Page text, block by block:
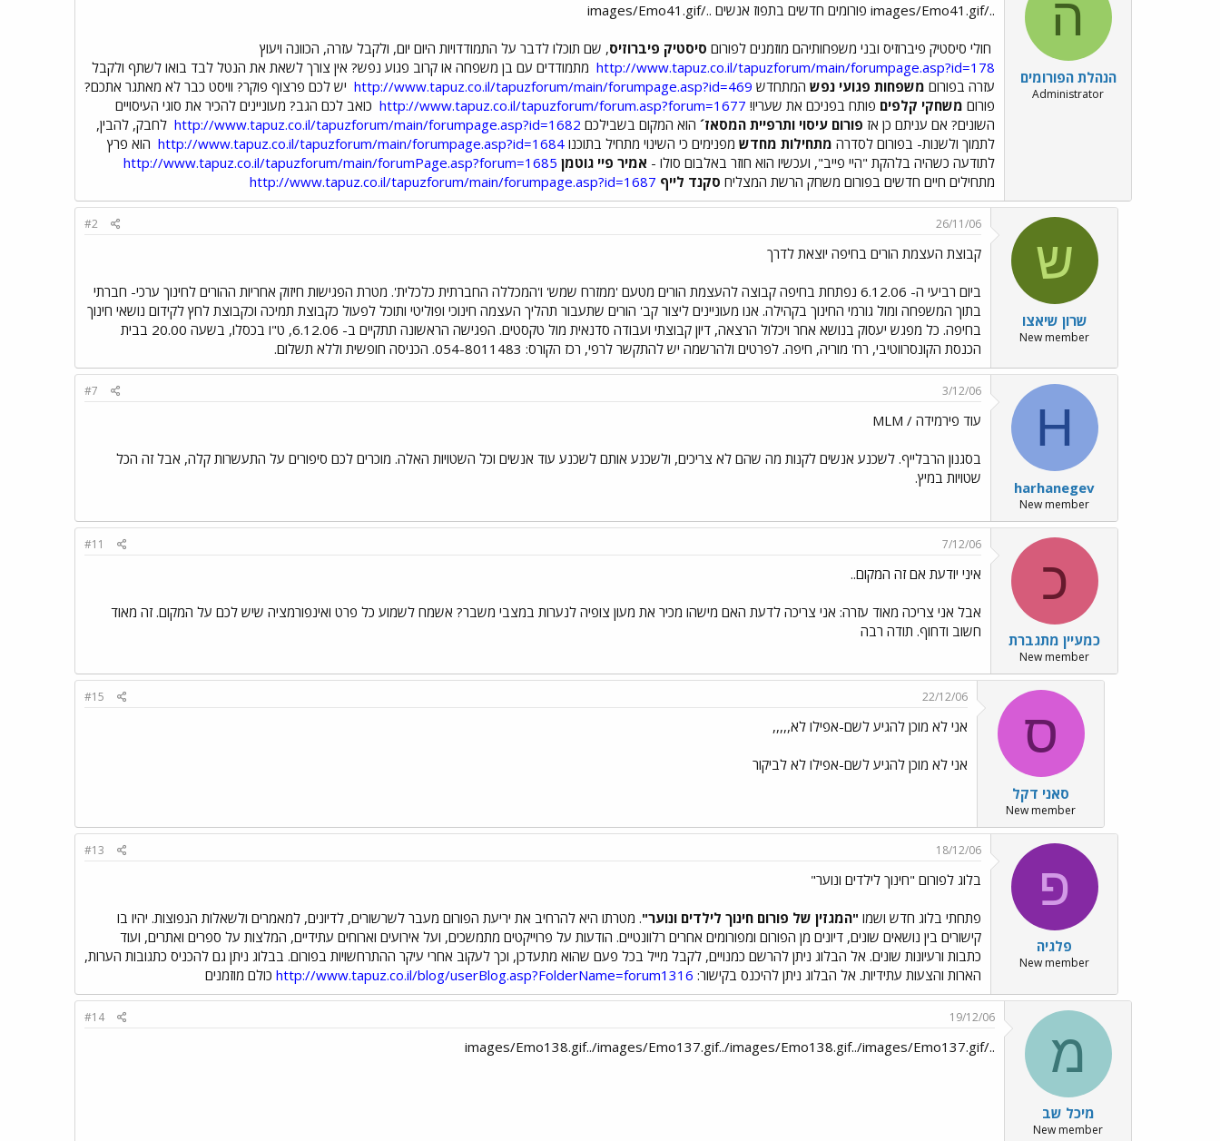
ה
הנהלת הפורומים
Administrator
../images/Emo41.gif פורומים חדשים בתפוז אנשים ../images/Emo41.gif
חולי סיסטיק פיברוזיס ובני משפחותיהם מוזמנים לפורום סיסטיק פיברוזיס, שם תוכלו לדבר על התמודדויות היום יום, ולקבל עזרה, הכוונה ויעוץ
http://www.tapuz.co.il/tapuzforum/main/forumpage.asp?id=178 מתמודדים עם בן משפחה או קרוב פגוע נפש? אין צורך לשאת את הנטל לבד בואו לשתף ולקבל
עזרה בפורום משפחות פגועי נפש המתחדש http://www.tapuz.co.il/tapuzforum/main/forumpage.asp?id=469 יש לכם פרצוף פוקר? וויסט כבר לא מאתגר אתכם?
פורום משחקי קלפים פותח בפניכם את שעריו! http://www.tapuz.co.il/tapuzforum/forum.asp?forum=1677 כואב לכם הגב? מעוניינים להכיר את סוגי העיסויים
השונים? אם עניתם כן אז פורום עיסוי ותרפיית המסאז´ הוא המקום בשבילכם http://www.tapuz.co.il/tapuzforum/main/forumpage.asp?id=1682 לחבק, להבין,
לתמוך ולשנות- בפורום לסדרה מתחילות מחדש מפנימים כי השינוי מתחיל בתוכנו http://www.tapuz.co.il/tapuzforum/main/forumpage.asp?id=1684 הוא פרץ
לתודעה כשהיה בלהקת "היי פייב", ועכשיו הוא חוזר באלבום סולו - אמיר פיי גוטמן http://www.tapuz.co.il/tapuzforum/main/forumPage.asp?forum=1685
מתחילים חיים חדשים בפורום משחק הרשת המצליח סקנד לייף http://www.tapuz.co.il/tapuzforum/main/forumpage.asp?id=1687
ש
שרון שיאצו
New member
26/11/06
#2
קבוצת העצמת הורים בחיפה יוצאת לדרך
ביום רביעי ה- 6.12.06 נפתחת בחיפה קבוצה להעצמת הורים מטעם 'ממזרח שמש' ו'המכללה החברתית כלכלית'. מטרת הפגישות חיזוק אחריות ההורים לחינוך ערכי- חברתי
בתוך המשפחה ומול גורמי החינוך בקהילה. אנו מעוניינים ליצור קב' הורים שתעבור תהליך העצמה חינוכי ופוליטי ותוכל לפעול כקבוצת תמיכה וכקבוצת לחץ לקידום נושאי חינוך
בחיפה. כל מפגש יעסוק בנושא אחר ויכלול הרצאה, דיון קבוצתי ועבודה סדנאית מול טקסטים. הפגישה הראשונה תתקיים ב- 6.12.06, ט"ו בכסלו, בשעה 20.00 בבית
הכנסת הקונסרווטיבי, רח' מוריה, חיפה. לפרטים ולהרשמה יש להתקשר לרפי, רכז הקורס: 054-8011483. הכניסה חופשית וללא תשלום.
H
harhanegev
New member
3/12/06
#7
עוד פירמידה / MLM
בסגנון הרבלייף. לשכנע אנשים לקנות מה שהם לא צריכים, ולשכנע אותם לשכנע עוד אנשים וכל השטויות האלה. מוכרים לכם סיפורים על התעשרות קלה, אבל זה הכל
שטויות במיץ.
כ
כמעיין מתגברת
New member
7/12/06
#11
איני יודעת אם זה המקום..
אבל אני צריכה מאוד עזרה: אני צריכה לדעת האם מישהו מכיר את מעון צופיה לנערות במצבי משבר? אשמח לשמוע כל פרט ואינפורמציה שיש לכם על המקום. זה מאוד
חשוב ודחוף. תודה רבה
ס
סאני דקל
New member
22/12/06
#15
אני לא מוכן להגיע לשם-אפילו לא,,,,,
אני לא מוכן להגיע לשם-אפילו לא לביקור
פ
פלגיה
New member
18/12/06
#13
בלוג לפורום "חינוך לילדים ונוער"
פתחתי בלוג חדש ושמו "המגזין של פורום חינוך לילדים ונוער". מטרתו היא להרחיב את יריעת הפורום מעבר לשרשורים, לדיונים, למאמרים ולשאלות הנפוצות. יהיו בו
קישורים בין נושאים שונים, דיונים מן הפורום ומפורומים אחרים רלוונטיים. הודעות על פרוייקטים מתמשכים, ועל אירועים וארוחים עתידיים, המלצות על ספרים ואתרים, ועוד
כתבות ורעיונות שונים. אל הבלוג ניתן להרשם כמנויים, לקבל מייל בכל פעם שהוא מתעדכן, וכך לעקוב אחרי עיקר ההתרחשויות בפורום. בבלוג ניתן גם להכניס כתגובות הערות,
הארות והצעות עתידיות. אל הבלוג ניתן להיכנס בקישור: http://www.tapuz.co.il/blog/userBlog.asp?FolderName=forum1316 כולם מוזמנים
מ
מיכל שב
New member
19/12/06
#14
../images/Emo138.gif../images/Emo137.gif../images/Emo138.gif../images/Emo137.gif